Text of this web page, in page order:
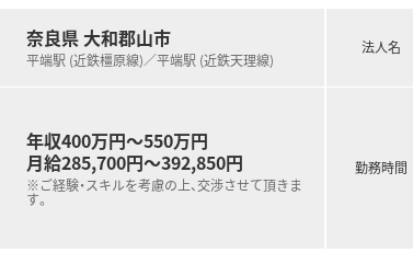
奈良県 大和郡山市
平端駅 (近鉄橿原線)／平端駅 (近鉄天理線)
年収400万円～550万円
月給285,700円～392,850円
※ご経験・スキルを考慮の上、交渉させて頂きま
す。
法人名
勤務時間